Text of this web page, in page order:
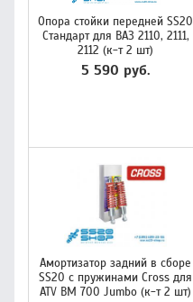
Опора стойки передней SS20
Стандарт для ВАЗ 2110, 2111,
2112 (к-т 2 шт)
5 590 руб.
Амортизатор задний в сборе
SS20 с пружинами Cross для
ATV BM 700 Jumbo (к-т 2 шт)